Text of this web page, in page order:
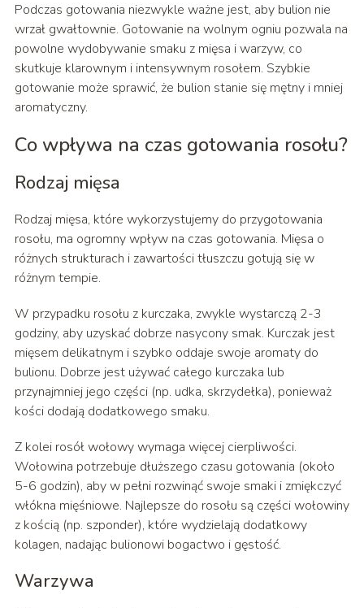
Podczas gotowania niezwykle ważne jest, aby bulion nie
wrzał gwałtownie. Gotowanie na wolnym ogniu pozwala na
powolne wydobywanie smaku z mięsa i warzyw, co
skutkuje klarownym i intensywnym rosołem. Szybkie
gotowanie może sprawić, że bulion stanie się mętny i mniej
aromatyczny.
Co wpływa na czas gotowania rosołu?
Rodzaj mięsa
Rodzaj mięsa, które wykorzystujemy do przygotowania
rosołu, ma ogromny wpływ na czas gotowania. Mięsa o
różnych strukturach i zawartości tłuszczu gotują się w
różnym tempie.
W przypadku rosołu z kurczaka, zwykle wystarczą 2-3
godziny, aby uzyskać dobrze nasycony smak. Kurczak jest
mięsem delikatnym i szybko oddaje swoje aromaty do
bulionu. Dobrze jest używać całego kurczaka lub
przynajmniej jego części (np. udka, skrzydełka), ponieważ
kości dodają dodatkowego smaku.
Z kolei rosół wołowy wymaga więcej cierpliwości.
Wołowina potrzebuje dłuższego czasu gotowania (około
5-6 godzin), aby w pełni rozwinąć swoje smaki i zmiękczyć
włókna mięśniowe. Najlepsze do rosołu są części wołowiny
z kością (np. szponder), które wydzielają dodatkowy
kolagen, nadając bulionowi bogactwo i gęstość.
Warzywa